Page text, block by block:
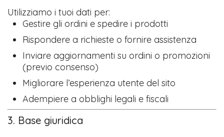
Utilizziamo i tuoi dati per:
Gestire gli ordini e spedire i prodotti
Rispondere a richieste o fornire assistenza
Inviare aggiornamenti su ordini o promozioni
(previo consenso)
Migliorare l’esperienza utente del sito
Adempiere a obblighi legali e fiscali
3. Base giuridica